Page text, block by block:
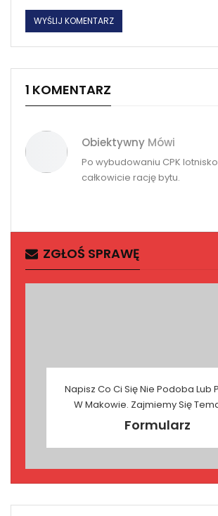
1 KOMENTARZ
Obiektywny Mówi
Po wybudowaniu CPK
całkowicie rację bytu.
ZGŁOŚ SPRAWĘ
Napisz Co Ci Się Nie Podoba Lub
W Makowie. Zajmiemy Się
Formularz